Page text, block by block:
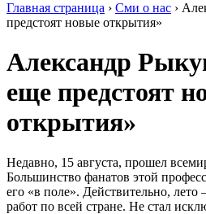
Главная страница › Сми о нас ›
предстоят новые открытия»
Александр
еще предстоят
открытия»
Недавно, 15 августа, прошел
Большинство фанатов этой
его «в поле». Действительно, лето
работ по всей стране. Не стал